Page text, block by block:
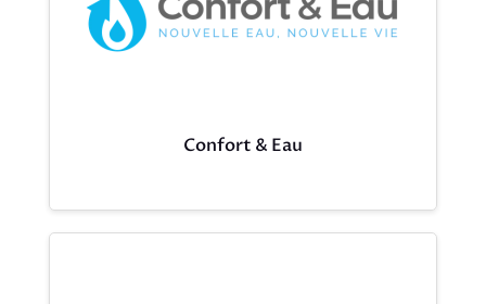
Confort & Eau